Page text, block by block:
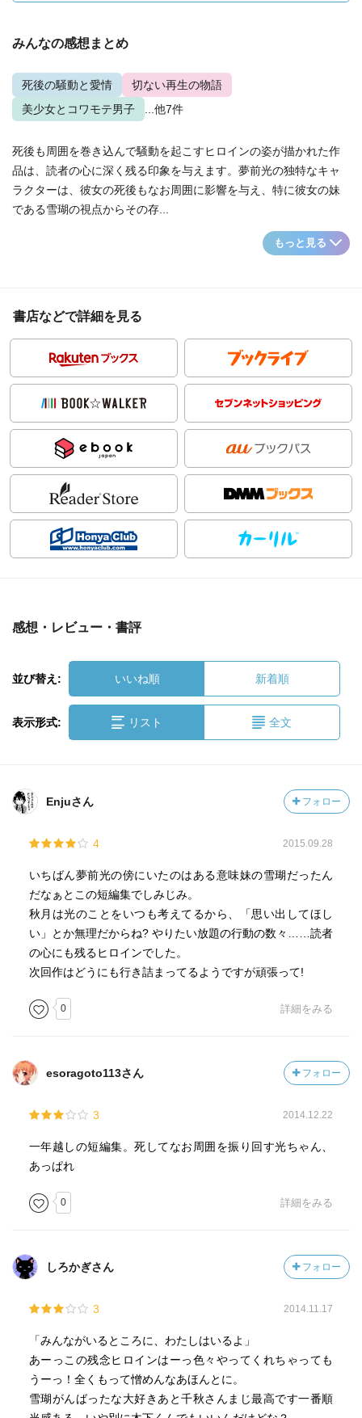
みんなの感想まとめ
死後の騒動と愛情
切ない再生の物語
美少女とコワモテ男子
...他7件
死後も周囲を巻き込んで騒動を起こすヒロインの姿が描かれた作
品は、読者の心に深く残る印象を与えます。夢前光の独特なキャ
ラクターは、彼女の死後もなお周囲に影響を与え、特に彼女の妹
である雪瑚の視点からその存...
もっと見る
書店などで詳細を見る
感想・レビュー・書評
並び替え: いいね順 新着順
表示形式: リスト 全文
Enjuさん フォロー
4 2015.09.28
いちばん夢前光の傍にいたのはある意味妹の雪瑚だったん
だなぁとこの短編集でしみじみ。
秋月は光のことをいつも考えてるから、「思い出してほし
い」とか無理だからね? やりたい放題の行動の数々……読者
の心にも残るヒロインでした。
次回作はどうにも行き詰まってるようですが頑張って!
0 詳細をみる
esoragoto113さん フォロー
3 2014.12.22
一年越しの短編集。死してなお周囲を振り回す光ちゃん、
あっぱれ
0 詳細をみる
しろかぎさん フォロー
3 2014.11.17
「みんながいるところに、わたしはいるよ」
あーっこの残念ヒロインはーっ色々やってくれちゃっても
うーっ！全くもって憎めんなあほんとに。
雪瑚がんばったな大好きあと千秋さんまじ最高です一番順